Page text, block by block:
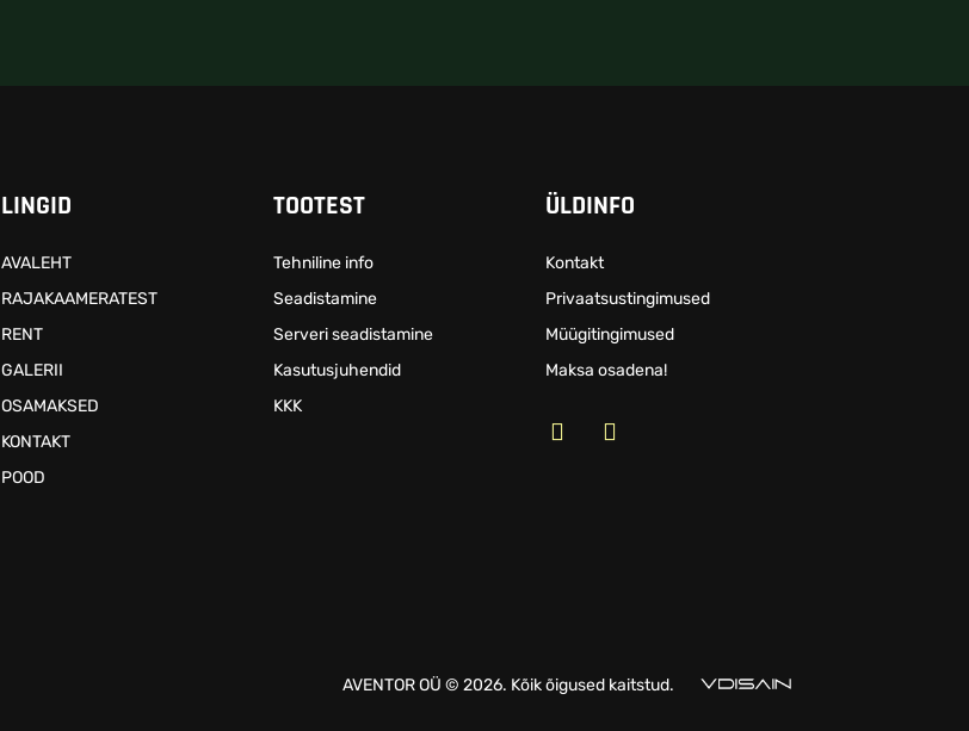
LINGID
AVALEHT
RAJAKAAMERATEST
RENT
GALERII
OSAMAKSED
KONTAKT
POOD
TOOTEST
Tehniline info
Seadistamine
Serveri seadistamine
Kasutusjuhendid
KKK
ÜLDINFO
Kontakt
Privaatsustingimused
Müügitingimused
Maksa osadena!
AVENTOR OÜ © 2026. Kõik õigused kaitstud.